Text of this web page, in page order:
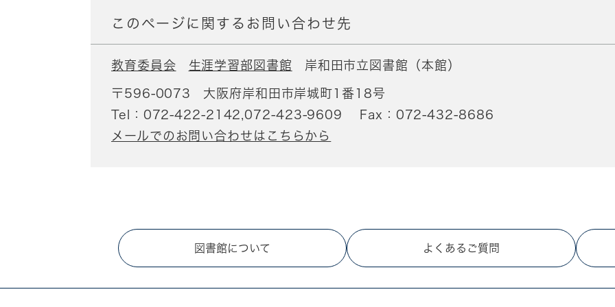
このページに関するお問い合わせ先
教育委員会 生涯学習部図書館 岸和田市立図書館（本館）
〒596-0073
大阪府岸和田市岸城町1番18号
Tel：072-422-2142,072-423-9609
Fax：072-432-8686
メールでのお問い合わせはこちらから
図書館について よくあるご質問